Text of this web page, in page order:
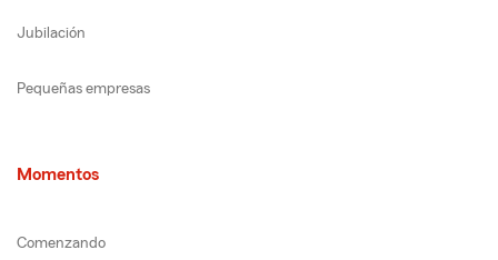
Jubilación
Pequeñas empresas
Momentos
Comenzando